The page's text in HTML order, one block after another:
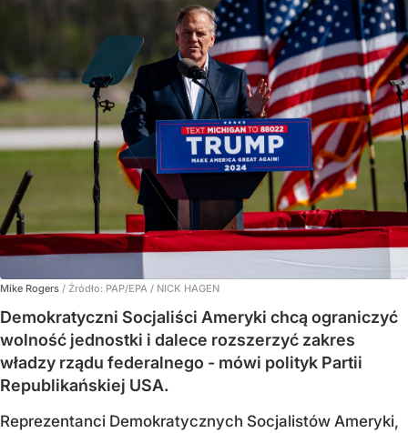
Mike Rogers / Źródło: PAP/EPA / NICK HAGEN
Demokratyczni Socjaliści Ameryki chcą ograniczyć
wolność jednostki i dalece rozszerzyć zakres
władzy rządu federalnego - mówi polityk Partii
Republikańskiej USA.
Reprezentanci Demokratycznych Socjalistów Ameryki,